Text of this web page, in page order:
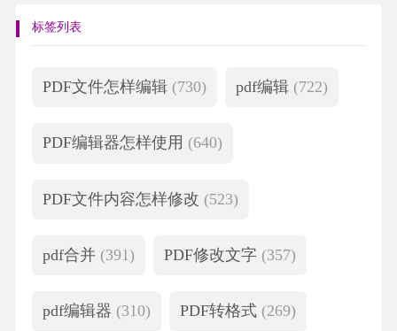
标签列表
PDF文件怎样编辑 (730) pdf编辑 (722)
PDF编辑器怎样使用 (640)
PDF文件内容怎样修改 (523)
pdf合并 (391) PDF修改文字 (357)
pdf编辑器 (310) PDF转格式 (269)